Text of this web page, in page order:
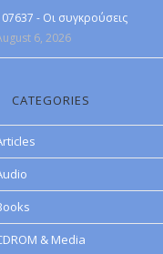
- Οι συγκρούσεις
6, 2026
CATEGORIES
& Media